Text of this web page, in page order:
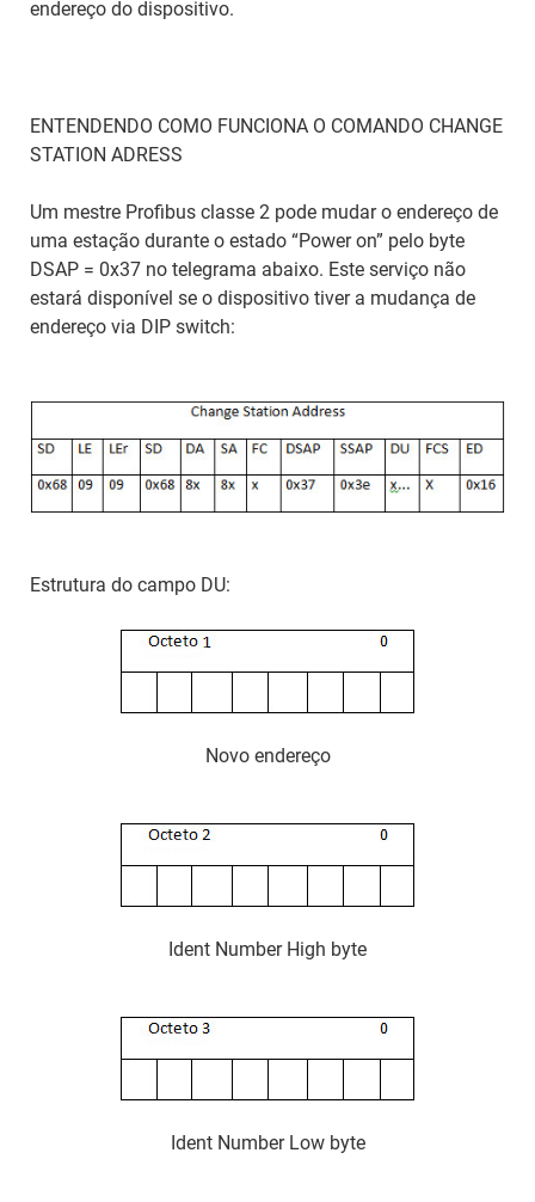
endereço do dispositivo.
ENTENDENDO COMO FUNCIONA O COMANDO CHANGE
STATION ADRESS
Um mestre Profibus classe 2 pode mudar o endereço de
uma estação durante o estado “Power on” pelo byte
DSAP = 0x37 no telegrama abaixo. Este serviço não
estará disponível se o dispositivo tiver a mudança de
endereço via DIP switch:
Estrutura do campo DU:
Novo endereço
Ident Number High byte
Ident Number Low byte